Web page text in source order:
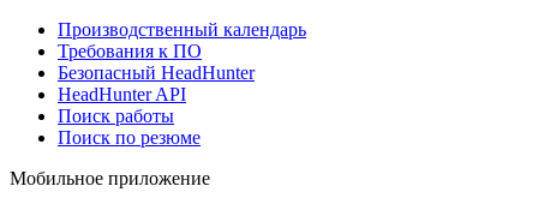
Производственный календарь
Требования к ПО
Безопасный HeadHunter
HeadHunter API
Поиск работы
Поиск по резюме
Мобильное приложение